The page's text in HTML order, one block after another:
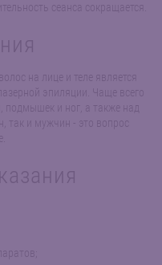
сеанса сокращается.
на лице и теле является
эпиляции. Чаще всего
подмышек и ног, а также над
так и мужчин - это вопрос